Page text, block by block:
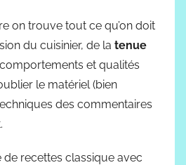
on trouve tout ce qu’on doit
du cuisinier, de la tenue
et qualités
le matériel (bien
des commentaires
de recettes classique avec